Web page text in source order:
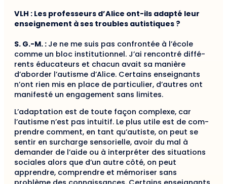
VLH : Les professeurs d’Alice ont-ils adapté leur
enseignement à ses troubles autistiques ?
S. G.-M. : Je ne me suis pas confrontée à l’école
comme un bloc institutionnel. J’ai rencontré diffé­
rents éducateurs et chacun avait sa manière
d’abor­der l’autisme d’Alice. Certains enseignants
n’ont rien mis en place de particulier, d’autres ont
manifesté un engagement sans limites.
L’adaptation est de toute façon complexe, car
l’autisme n’est pas intuitif. Le plus utile est de com­
prendre comment, en tant qu’autiste, on peut se
sen­tir en surcharge sensorielle, avoir du mal à
demander de l’aide ou à interpréter des situations
sociales alors que d’un autre côté, on peut
apprendre, comprendre et mémoriser sans